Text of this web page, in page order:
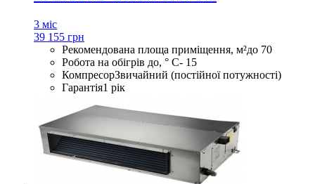
3 міс
39 155 грн
Рекомендована площа приміщення, м²до 70
Робота на обігрів до, ° С- 15
КомпресорЗвичайний (постійної потужності)
Гарантія1 рік